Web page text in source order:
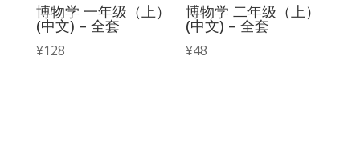
博物学 一年级（上）
(中文) – 全套
¥128
博物学 二年级（上）
(中文) – 全套
¥48